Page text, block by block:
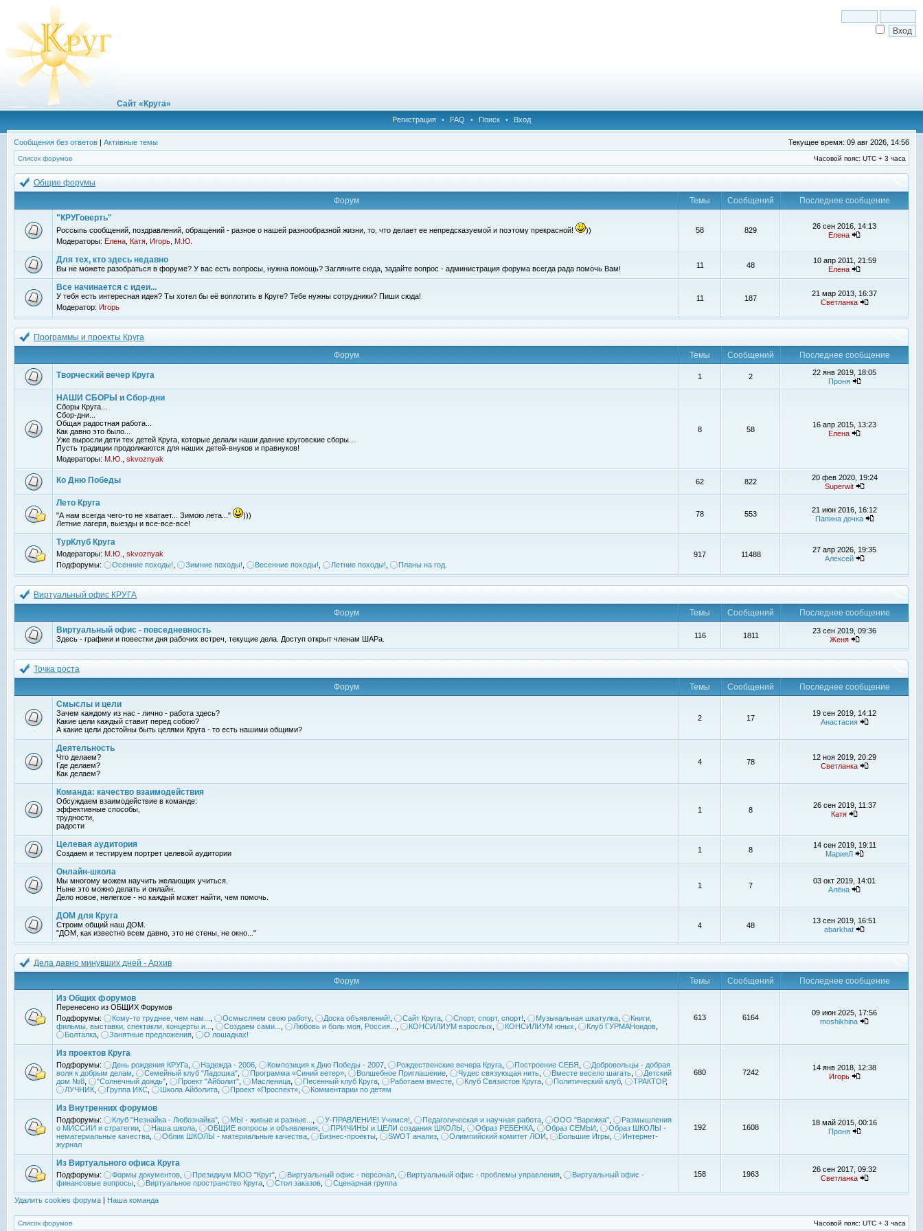
Сайт «Круга»
Регистрация • FAQ • Поиск • Вход
Сообщения без ответов | Активные темы Текущее время: 09 авг 2026, 14:56
Список форумов Часовой пояс: UTC + 3 часа
Общие форумы
Форум
Темы Сообщений
Последнее сообщение
"КРУГоверть"
Россыпь сообщений, поздравлений, обращений - разное о нашей разнообразной жизни, то, что делает ее непредсказуемой и поэтому прекрасной!
))
Модераторы: Елена Катя Игорь М.Ю.
58 829
26 сен 2016, 14:13
Елена
Для тех, кто здесь недавно
Вы не можете разобраться в форуме? У вас есть вопросы, нужна помощь? Загляните сюда, задайте вопрос - администрация форума всегда рада помочь Вам! 11 48
10 апр 2011, 21:59
Елена
Все начинается с идеи...
У тебя есть интересная идея? Ты хотел бы её воплотить в Круге? Тебе нужны сотрудники? Пиши сюда!
Модератор: Игорь
11 187
21 мар 2013, 16:37
Светланка
Программы и проекты Круга
Форум
Темы Сообщений Последнее сообщение
Творческий вечер Круга 1 2
22 янв 2019, 18:05
Проня
НАШИ СБОРЫ и Сбор-дни
Сборы Круга...
Сбор-дни...
Общая радостная работа...
Как давно это было...
Уже выросли дети тех детей Круга, которые делали наши давние круговские сборы...
Пусть традиции продолжаются для наших детей-внуков и правнуков!
Модераторы: М.Ю. skvoznyak
8 58
16 апр 2015, 13:23
Елена
Ко Дню Победы 62 822
20 фев 2020, 19:24
Superwit
Лето Круга
"А нам всегда чего-то не хватает... Зимою лета..."
)))
Летние лагеря, выезды и все-все-все!
78 553
21 июн 2016, 16:12
Папина дочка
ТурКлуб Круга
Модераторы: М.Ю.
skvoznyak
Подфорумы:
Осенние походы! Зимние походы! Весенние походы! Летние походы! Планы на год.
917 11488
27 апр 2026, 19:35
Алексей
Виртуальный офис КРУГА
Форум
Темы Сообщений
Последнее сообщение
Виртуальный офис - повседневность
Здесь - графики и повестки дня рабочих встреч, текущие дела. Доступ открыт членам ШАРа. 116 1811
23 сен 2019, 09:36
Женя
Точка роста
Форум
Темы Сообщений
Последнее сообщение
Смыслы и цели
Зачем каждому из нас - лично - работа здесь?
Какие цели каждый ставит перед собою?
А какие цели достойны быть целями Круга - то есть нашими общими?
2 17
19 сен 2019, 14:12
Анастасия
Деятельность
Что делаем?
Где делаем?
Как делаем?
4 78
12 ноя 2019, 20:29
Светланка
Команда: качество взаимодействия
Обсуждаем взаимодействие в команде:
эффективные способы,
трудности,
радости
1 8
26 сен 2019, 11:37
Катя
Целевая аудитория
Создаем и тестируем портрет целевой аудитории 1 8
14 сен 2019, 19:11
МарияЛ
Онлайн-школа
Мы многому можем научить желающих учиться.
Ныне это можно делать и онлайн.
Дело новое, нелегкое - но каждый может найти, чем помочь.
1 7
03 окт 2019, 14:01
Алёна
ДОМ для Круга
Строим общий наш ДОМ.
"ДОМ, как известно всем давно, это не стены, не окно..."
4 48
13 сен 2019, 16:51
abarkhat
Дела давно минувших дней - Архив
Форум
Темы Сообщений
Последнее сообщение
Из Общих форумов
Перенесено из ОБЩИХ Форумов
Подфорумы:
Кому-то труднее, чем нам... Осмысляем свою работу, Доска объявлений! Сайт Круга Спорт, спорт, спорт! Музыкальная шкатулка
Книги,
фильмы, выставки, спектакли, концерты и...
Создаем сами... Любовь и боль моя, Россия... КОНСИЛИУМ взрослых КОНСИЛИУМ юных Клуб ГУРМАНоидов
Болталка
Занятные предложения О лошадках!
613 6164
09 июн 2025, 17:56
moshikhina
Из проектов Круга
Подфорумы: День рождения КРУГа Надежда - 2006 Композиция к Дню Победы - 2007 Рождественские вечера Круга Построение СЕБЯ
Добровольцы - добрая
воля к добрым делам
Семейный клуб "Ладошка" Программа «Синий ветер» Волшебное Приглашение Чудес связующая нить Вместе весело шагать
Детский
дом №8
"Солнечный дождь" Проект "Айболит" Масленица Песенный клуб Круга Работаем вместе Клуб Связистов Круга Политический клуб ТРАКТОР,
ЛУЧНИК
Группа ИКС Школа Айболита Проект «Проспект» Комментарии по детям
680 7242
14 янв 2018, 12:38
Игорь
Из Внутренних форумов
Подфорумы: Клуб "Незнайка - Любознайка" МЫ - живые и разные... У-ПРАВЛЕНИЕ! Учимся! Педагогическая и научная работа ООО "Варежка"
Размышления
о МИССИИ и стратегии
Наша школа ОБЩИЕ вопросы и объявления ПРИЧИНЫ и ЦЕЛИ создания ШКОЛЫ Образ РЕБЕНКА Образ СЕМЬИ
Образ ШКОЛЫ -
нематериальные качества
Облик ШКОЛЫ - материальные качества Бизнес-проекты SWOT анализ Олимпийский комитет ЛОИ Большие Игры
Интернет-
журнал
192 1608
18 май 2015, 00:16
Проня
Из Виртуального офиса Круга
Подфорумы: Формы документов Президиум МОО "Круг" Виртуальный офис - персонал Виртуальный офис - проблемы управления
Виртуальный офис -
финансовые вопросы
Виртуальное пространство Круга Стол заказов Сценарная группа
158 1963
26 сен 2017, 09:32
Светланка
Удалить cookies форума | Наша команда
Список форумов Часовой пояс: UTC + 3 часа